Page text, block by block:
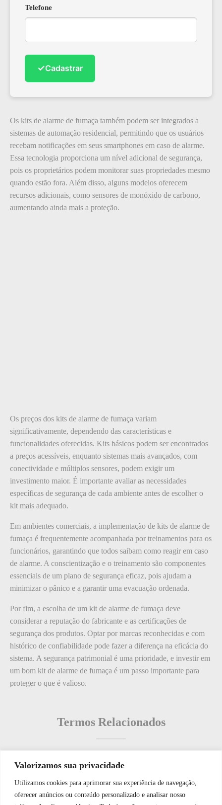
Valorizamos sua privacidade
Utilizamos cookies para aprimorar sua experiência de navegação,
oferecer anúncios ou conteúdo personalizado e analisar nosso
Telefone
✓Cadastrar
Os kits de alarme de fumaça também podem ser integrados a
sistemas de automação residencial, permitindo que os usuários
recebam notificações em seus smartphones em caso de alarme.
Essa tecnologia proporciona um nível adicional de segurança,
pois os proprietários podem monitorar suas propriedades mesmo
quando estão fora. Além disso, alguns modelos oferecem
recursos adicionais, como sensores de monóxido de carbono,
aumentando ainda mais a proteção.
Os preços dos kits de alarme de fumaça variam
significativamente, dependendo das características e
funcionalidades oferecidas. Kits básicos podem ser encontrados
a preços acessíveis, enquanto sistemas mais avançados, com
conectividade e múltiplos sensores, podem exigir um
investimento maior. É importante avaliar as necessidades
específicas de segurança de cada ambiente antes de escolher o
kit mais adequado.
Em ambientes comerciais, a implementação de kits de alarme de
fumaça é frequentemente acompanhada por treinamentos para os
funcionários, garantindo que todos saibam como reagir em caso
de alarme. A conscientização e o treinamento são componentes
essenciais de um plano de segurança eficaz, pois ajudam a
minimizar o pânico e a garantir uma evacuação ordenada.
Por fim, a escolha de um kit de alarme de fumaça deve
considerar a reputação do fabricante e as certificações de
segurança dos produtos. Optar por marcas reconhecidas e com
histórico de confiabilidade pode fazer a diferença na eficácia do
sistema. A segurança patrimonial é uma prioridade, e investir em
um bom kit de alarme de fumaça é um passo importante para
proteger o que é valioso.
Termos Relacionados
Termos populares
O que é: medidas de segurança
WhatsApp JF Tech